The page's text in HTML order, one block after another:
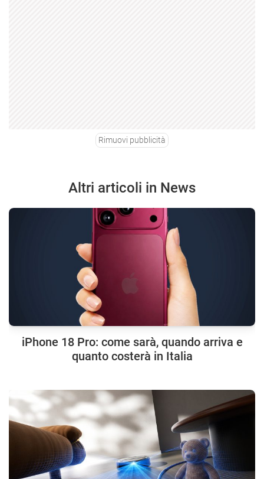
Rimuovi pubblicità
Altri articoli in News
iPhone 18 Pro: come sarà, quando arriva e
quanto costerà in Italia